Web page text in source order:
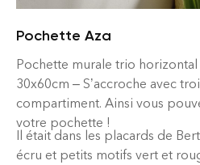
Pochette Aza
Pochette murale trio horizontal
30x60cm – S’accroche avec
compartiment. Ainsi vous
votre pochette !
Il était dans les placards de
écru et petits motifs vert et